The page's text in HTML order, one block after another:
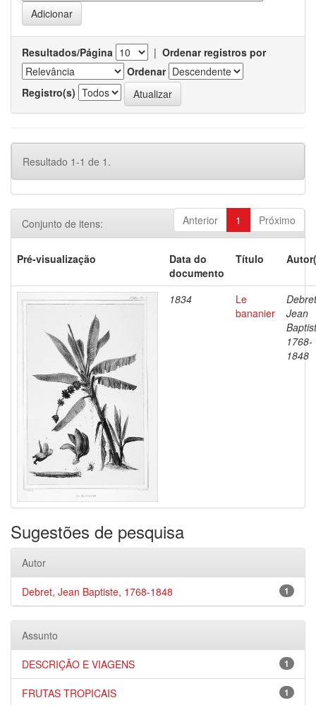
Resultados/Página | Ordenar registros por
Ordenar
Registro(s)
Resultado 1-1 de 1.
Anterior 1 Próximo
Conjunto de itens:
Pré-visualização
Data do
documento
Título
1834
Le
bananier
Jean
1768-
1848
Sugestões de pesquisa
Autor
1
Debret, Jean Baptiste, 1768-1848
Assunto
1
DESCRIÇÃO E VIAGENS
1
FRUTAS TROPICAIS